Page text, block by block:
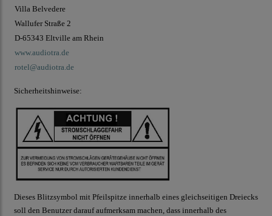
Villa Belvedere
Wallufer Straße 2
D-65343 Eltville am Rhein
www.audiotra.de
rotel@audiotra.de
Sicherheitshinweise:
Dieses Blitzsymbol mit Pfeilspitze innerhalb eines gleichseitigen Dreiecks
soll den Benutzer darauf aufmerksam machen, dass innerhalb des